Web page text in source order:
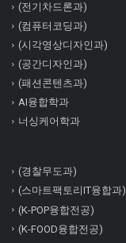
(전기차드론과)
(컴퓨터코딩과)
(시각영상디자인과)
(공간디자인과)
(패션콘텐츠과)
AI융합학과
너싱케어학과
(경찰무도과)
(스마트팩토리IT융합과)
(K-POP융합전공)
(K-FOOD융합전공)